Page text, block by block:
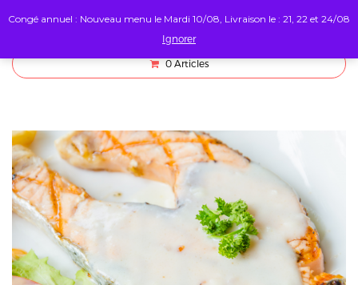
0 Articles
Congé annuel : Nouveau menu le Mardi 10/08, Livraison le : 21, 22 et 24/08
Ignorer